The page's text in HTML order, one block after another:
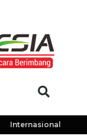
Internasional